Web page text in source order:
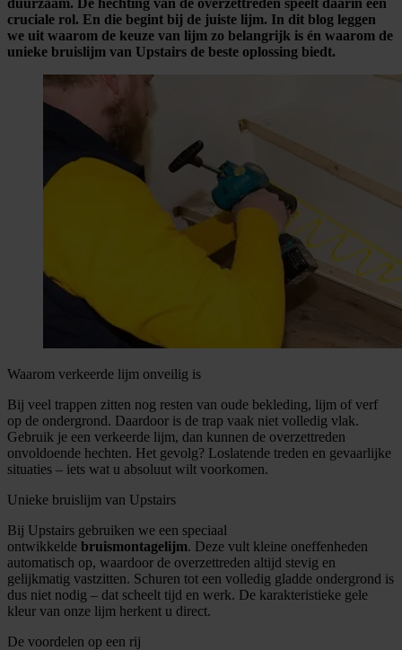
cruciale rol. En die begint bij de juiste lijm. In dit blog leggen
we uit waarom de keuze van lijm zo belangrijk is én waarom de
unieke bruislijm van Upstairs de beste oplossing biedt.
Waarom verkeerde lijm onveilig is
Bij veel trappen zitten nog resten van oude bekleding, lijm of verf
op de ondergrond. Daardoor is de trap vaak niet volledig vlak.
Gebruik je een verkeerde lijm, dan kunnen de overzettreden
onvoldoende hechten. Het gevolg? Loslatende treden en gevaarlijke
situaties – iets wat u absoluut wilt voorkomen.
Unieke bruislijm van Upstairs
Bij Upstairs gebruiken we een speciaal
ontwikkelde bruismontagelijm. Deze vult kleine oneffenheden
automatisch op, waardoor de overzettreden altijd stevig en
gelijkmatig vastzitten. Schuren tot een volledig gladde ondergrond is
dus niet nodig – dat scheelt tijd en werk. De karakteristieke gele
kleur van onze lijm herkent u direct.
De voordelen op een rij